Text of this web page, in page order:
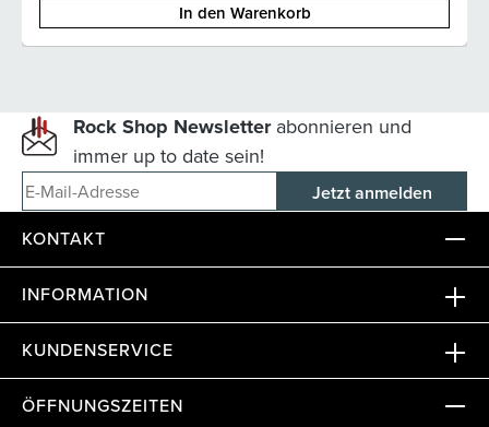
In den Warenkorb
Rock Shop Newsletterabonnieren und
immer up to date sein!
E-Mail-Adresse
KONTAKT
INFORMATION
KUNDENSERVICE
ÖFFNUNGSZEITEN